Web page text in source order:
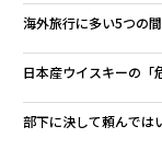
海外旅行に多い5つの
日本産ウイスキーの「
部下に決して頼んでは